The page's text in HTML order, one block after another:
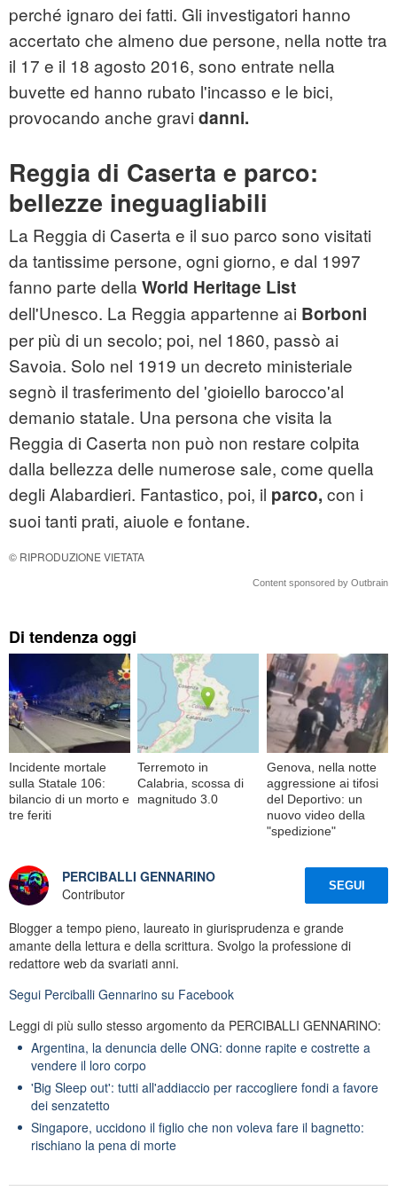
perché ignaro dei fatti. Gli investigatori hanno
accertato che almeno due persone, nella notte tra
il 17 e il 18 agosto 2016, sono entrate nella
buvette ed hanno rubato l'incasso e le bici,
provocando anche gravi danni.
Reggia di Caserta e parco:
bellezze ineguagliabili
La Reggia di Caserta e il suo parco sono visitati
da tantissime persone, ogni giorno, e dal 1997
fanno parte della World Heritage List
dell'Unesco. La Reggia appartenne ai Borboni
per più di un secolo; poi, nel 1860, passò ai
Savoia. Solo nel 1919 un decreto ministeriale
segnò il trasferimento del 'gioiello barocco'al
demanio statale. Una persona che visita la
Reggia di Caserta non può non restare colpita
dalla bellezza delle numerose sale, come quella
degli Alabardieri. Fantastico, poi, il parco, con i
suoi tanti prati, aiuole e fontane.
© RIPRODUZIONE VIETATA
Content sponsored by Outbrain
Di tendenza oggi
Incidente mortale
sulla Statale 106:
bilancio di un morto e
tre feriti
Terremoto in
Calabria, scossa di
magnitudo 3.0
Genova, nella notte
aggressione ai tifosi
del Deportivo: un
nuovo video della
"spedizione"
PERCIBALLI GENNARINO
Contributor
SEGUI
Blogger a tempo pieno, laureato in giurisprudenza e grande
amante della lettura e della scrittura. Svolgo la professione di
redattore web da svariati anni.
Segui Perciballi Gennarino su Facebook
Leggi di più sullo stesso argomento da PERCIBALLI GENNARINO:
Argentina, la denuncia delle ONG: donne rapite e costrette a
vendere il loro corpo
'Big Sleep out': tutti all'addiaccio per raccogliere fondi a favore
dei senzatetto
Singapore, uccidono il figlio che non voleva fare il bagnetto:
rischiano la pena di morte